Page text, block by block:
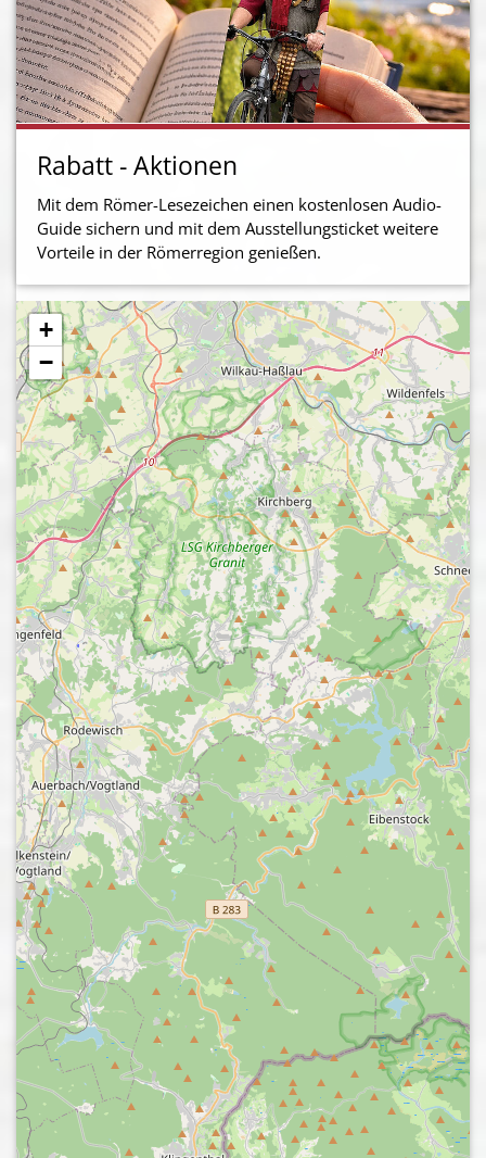
Rabatt - Aktionen
Mit dem Römer-Lesezeichen einen kostenlosen Audio-
Guide sichern und mit dem Ausstellungsticket weitere
Vorteile in der Römerregion genießen.
+
−